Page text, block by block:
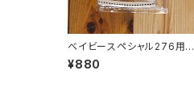
ベイビースペシャル276用ウ
ィック 5本ｾｯﾄ
¥880